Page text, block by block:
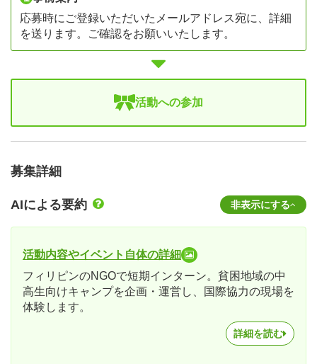
応募時にご登録いただいたメールアドレス宛に、詳細
を送ります。ご確認をお願いいたします。
活動への参加
募集詳細
AIによる要約 非表示にする
活動内容やイベント自体の詳細
フィリピンのNGOで短期インターン。貧困地域の中
高生向けキャンプを企画・運営し、国際協力の現場を
体験します。
詳細を読む